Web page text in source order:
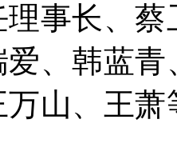
事长、
、韩蓝
山、王